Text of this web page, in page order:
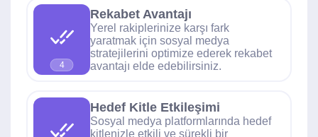
4
Rekabet Avantajı
Yerel rakiplerinize karşı fark
yaratmak için sosyal medya
stratejilerini optimize ederek rekabet
avantajı elde edebilirsiniz.
Hedef Kitle Etkileşimi
Sosyal medya platformlarında hedef
kitlenizle etkili ve sürekli bir